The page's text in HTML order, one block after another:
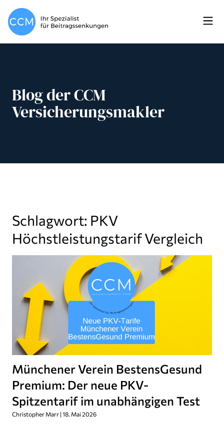
Blog der CCM
Versicherungsmakler
Schlagwort: PKV
Höchstleistungstarif Vergleich
Münchener Verein BestensGesund
Premium: Der neue PKV-
Spitzentarif im unabhängigen Test
Christopher Marr 18. Mai 2026